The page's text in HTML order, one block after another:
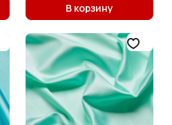
В корзину